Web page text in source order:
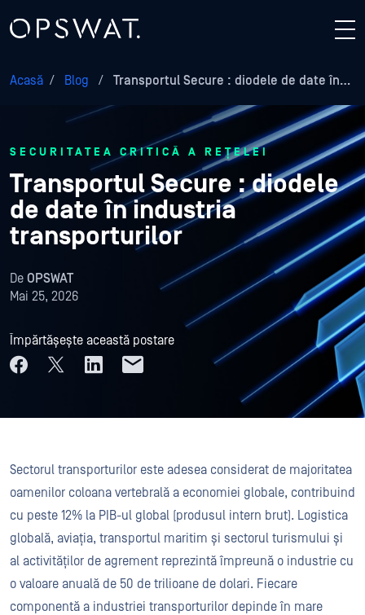
Acasă / Blog / Transportul Secure : diodele de date în…
SECURITATEA CRITICĂ A REȚELEI
Transportul Secure : diodele
de date în industria
transporturilor
De OPSWAT
Mai 25, 2026
Împărtășește această postare
Sectorul transporturilor este adesea considerat de majoritatea
oamenilor coloana vertebrală a economiei globale, contribuind
cu peste 12% la PIB-ul global (produsul intern brut). Logistica
globală, aviația, transportul maritim și sectorul turismului și
al activităților de agrement reprezintă împreună o industrie cu
o valoare anuală de 50 de trilioane de dolari. Fiecare
componentă a industriei transporturilor depinde în mare